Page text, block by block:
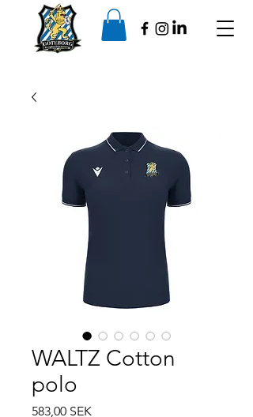
WALTZ Cotton
polo
583,00 SEKPrix